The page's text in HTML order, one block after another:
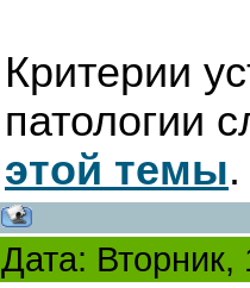
Критерии
патологии
этой темы.
Дата: